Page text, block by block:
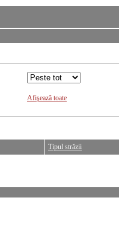
Afişează toate
Tipul străzii